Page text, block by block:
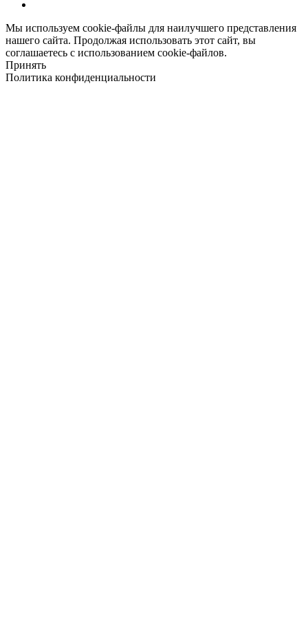
Мы используем cookie-файлы для наилучшего представления
нашего сайта. Продолжая использовать этот сайт, вы
соглашаетесь с использованием cookie-файлов.
Принять
Политика конфиденциальности